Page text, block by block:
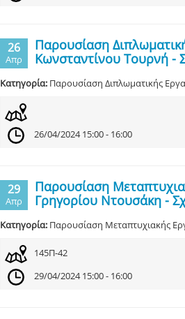
26
Απρ
Παρουσίαση
Κωνσταντίνου Τουρνή
Κατηγορία: Παρουσίαση Διπλωματικής
26/04/2024 15:00 - 16:00
29
Απρ
Παρουσίαση
Γρηγορίου Ντουσάκη -
Κατηγορία: Παρουσίαση Μεταπτυχιακής
145Π-42
29/04/2024 15:00 - 16:00